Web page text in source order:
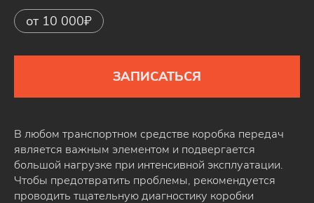
от 10 000₽
ЗАПИСАТЬСЯ
В любом транспортном средстве коробка передач
является важным элементом и подвергается
большой нагрузке при интенсивной эксплуатации.
Чтобы предотвратить проблемы, рекомендуется
проводить тщательную диагностику коробки